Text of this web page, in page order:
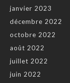
janvier 2023
décembre 2022
octobre 2022
août 2022
juillet 2022
juin 2022